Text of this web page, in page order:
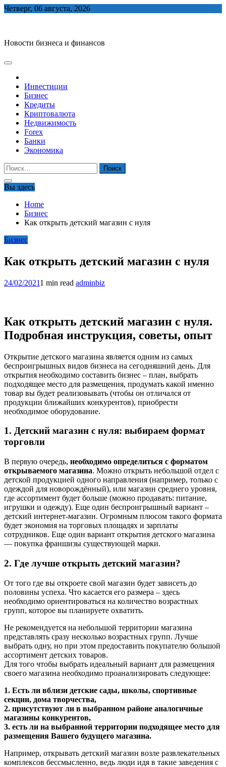
Skip
Четверг, 06 августа, 2026
Новости бизнеса и финансов
Инвестиции
Бизнес
Кредиты
Криптовалюта
Недвижимость
Forex
Банки
Экономика
Найти:
Вы здесь
Home
Бизнес
Как открыть детский магазин с нуля
Бизнес
Как открыть детский магазин с нуля
24/02/20211 min read adminbiz
Как открыть детский магазин с нуля.
Подробная инструкция, советы, опыт
Открытие детского магазина является одним из самых
беспроигрышных видов бизнеса на сегодняшний день. Для
открытия необходимо составить бизнес – план, выбрать
подходящее место для размещения, продумать какой именно
товар вы будет реализовывать (чтобы он отличался от
продукции ближайших конкурентов), приобрести
необходимое оборудование.
1. Детский магазин с нуля: выбираем формат
торговли
В первую очередь, необходимо определиться с форматом
открываемого магазина. Можно открыть небольшой отдел с
детской продукцией одного направления (например, только с
одеждой для новорождённый), или магазин среднего уровня,
где ассортимент будет больше (можно продавать: питание,
игрушки и одежду). Еще один беспроигрышный вариант –
детский интернет-магазин. Огромным плюсом такого формата
будет экономия на торговых площадях и зарплаты
сотрудников. Еще один вариант открытия детского магазина
— покупка франшизы существующей марки.
2. Где лучше открыть детский магазин?
От того где вы откроете свой магазин будет зависеть до
половины успеха. Что касается его размера – здесь
необходимо ориентироваться на количество возрастных
групп, которое вы планируете охватить.
Не рекомендуется на небольшой территории магазина
представлять сразу несколько возрастных групп. Лучше
выбрать одну, но при этом предоставить покупателю большой
ассортимент детских товаров.
Для того чтобы выбрать идеальный вариант для размещения
своего магазина необходимо проанализировать следующее:
1. Есть ли вблизи детские сады, школы, спортивные
секции, дома творчества,
2. присутствуют ли в выбранном районе аналогичные
магазины конкурентов,
3. есть ли на выбранной территории подходящее место для
размещения Вашего будущего магазина.
Например, открывать детский магазин возле развлекательных
комплексов бессмысленно, ведь люди идя в такие заведения с